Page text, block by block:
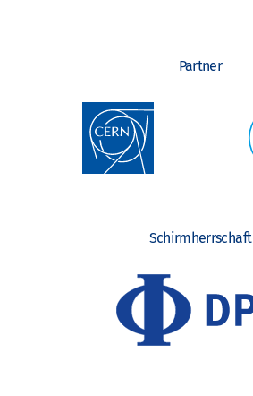
Partner
Schirmherrschaft